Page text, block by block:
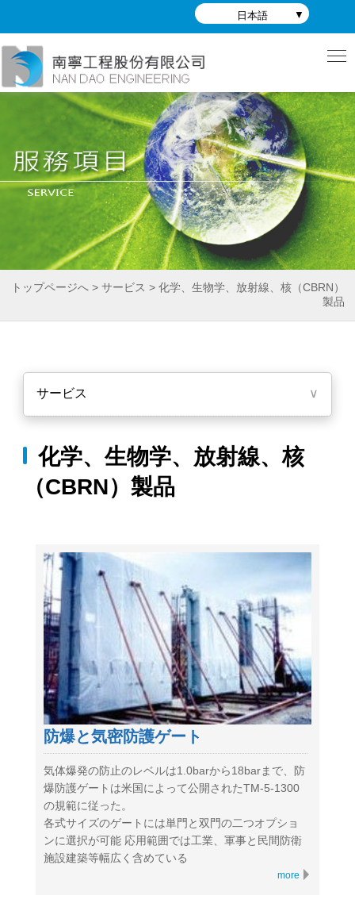
日本語
トップページへ > サービス > 化学、生物学、放射線、核（CBRN）
製品
サービス ∨
化学、生物学、放射線、核
（CBRN）製品
防爆と気密防護ゲート
気体爆発の防止のレベルは1.0barから18barまで、防
爆防護ゲートは米国によって公開されたTM-5-1300
の規範に従った。
各式サイズのゲートには単門と双門の二つオプショ
ンに選択が可能 応用範囲では工業、軍事と民間防衛
施設建築等幅広く含めている
more